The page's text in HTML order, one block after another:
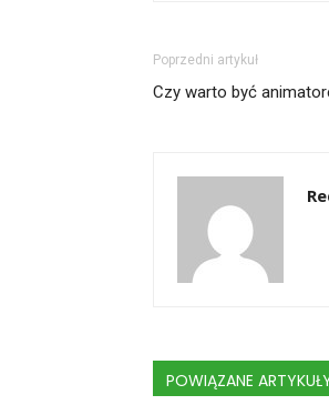
Poprzedni artykuł
Czy warto być
POWIĄZANE